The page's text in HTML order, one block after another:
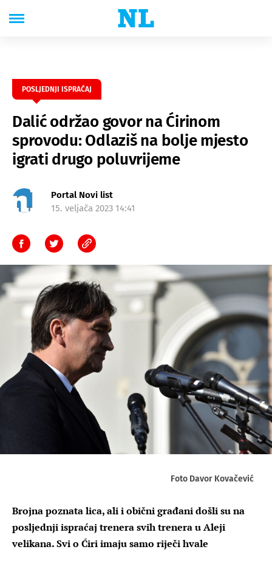
POSLJEDNJI ISPRAĆAJ
Dalić održao govor na Ćirinom
sprovodu: Odlaziš na bolje mjesto
igrati drugo poluvrijeme
Portal Novi list
15. veljača 2023 14:41
Foto Davor Kovačević
Brojna poznata lica, ali i obični građani došli su na
posljednji ispraćaj trenera svih trenera u Aleji
velikana. Svi o Ćiri imaju samo riječi hvale